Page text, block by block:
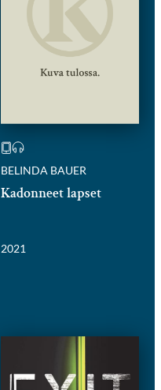
BELINDA BAUER
Kadonneet lapset
2021